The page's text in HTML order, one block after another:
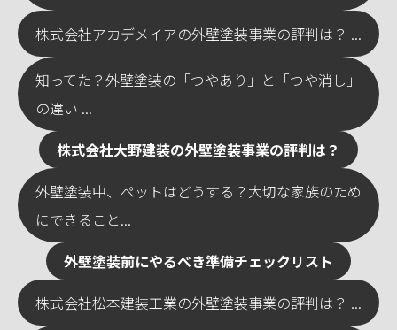
株式会社アカデメイアの外壁塗装事業の評判は？ ...
知ってた？外壁塗装の「つやあり」と「つや消し」
の違い ...
株式会社大野建装の外壁塗装事業の評判は？
外壁塗装中、ペットはどうする？大切な家族のため
にできること...
外壁塗装前にやるべき準備チェックリスト
株式会社松本建装工業の外壁塗装事業の評判は？ ...